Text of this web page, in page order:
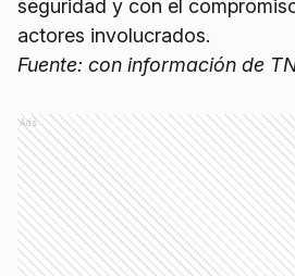
seguridad y con el
actores involucrados.
Fuente: con información de
Ads